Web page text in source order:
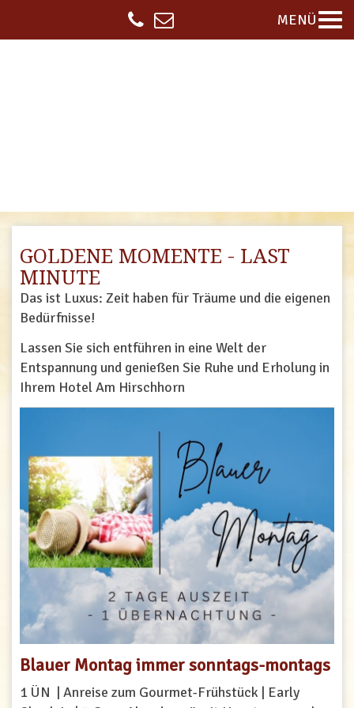
MENÜ
GOLDENE MOMENTE - LAST
MINUTE
Das ist Luxus: Zeit haben für Träume und die eigenen
Bedürfnisse!
Lassen Sie sich entführen in eine Welt der
Entspannung und genießen Sie Ruhe und Erholung in
Ihrem Hotel Am Hirschhorn
Blauer Montag immer sonntags-montags
1 ÜN | Anreise zum Gourmet-Frühstück | Early